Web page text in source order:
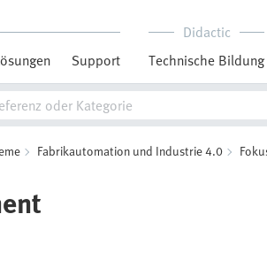
Support
Didactic
Technische Bildung
Fabrikautomation und Industrie 4.0